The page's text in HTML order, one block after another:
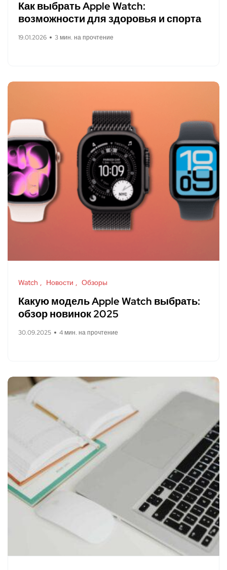
Как выбрать Apple Watch:
возможности для здоровья и спорта
19.01.2026 3 мин. на прочтение
Watch Новости Обзоры
Какую модель Apple Watch выбрать:
обзор новинок 2025
30.09.2025 4 мин. на прочтение